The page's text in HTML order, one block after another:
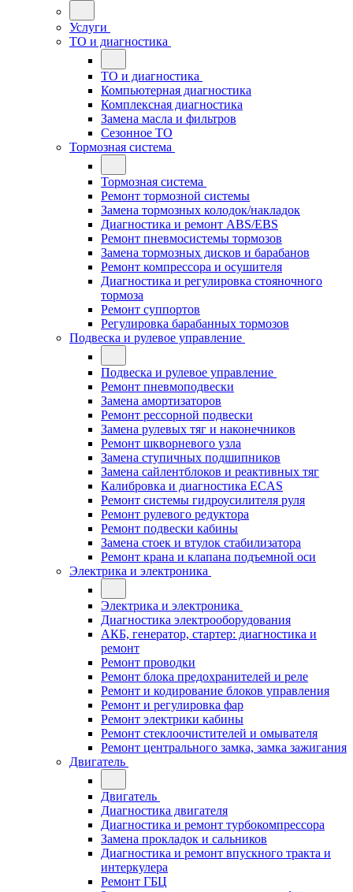
Услуги
ТО и диагностика
ТО и диагностика
Компьютерная диагностика
Комплексная диагностика
Замена масла и фильтров
Сезонное ТО
Тормозная система
Тормозная система
Ремонт тормозной системы
Замена тормозных колодок/накладок
Диагностика и ремонт ABS/EBS
Ремонт пневмосистемы тормозов
Замена тормозных дисков и барабанов
Ремонт компрессора и осушителя
Диагностика и регулировка стояночного
тормоза
Ремонт суппортов
Регулировка барабанных тормозов
Подвеска и рулевое управление
Подвеска и рулевое управление
Ремонт пневмоподвески
Замена амортизаторов
Ремонт рессорной подвески
Замена рулевых тяг и наконечников
Ремонт шкворневого узла
Замена ступичных подшипников
Замена сайлентблоков и реактивных тяг
Калибровка и диагностика ECAS
Ремонт системы гидроусилителя руля
Ремонт рулевого редуктора
Ремонт подвески кабины
Замена стоек и втулок стабилизатора
Ремонт крана и клапана подъемной оси
Электрика и электроника
Электрика и электроника
Диагностика электрооборудования
АКБ, генератор, стартер: диагностика и
ремонт
Ремонт проводки
Ремонт блока предохранителей и реле
Ремонт и кодирование блоков управления
Ремонт и регулировка фар
Ремонт электрики кабины
Ремонт стеклоочистителей и омывателя
Ремонт центрального замка, замка зажигания
Двигатель
Двигатель
Диагностика двигателя
Диагностика и ремонт турбокомпрессора
Замена прокладок и сальников
Диагностика и ремонт впускного тракта и
интеркулера
Ремонт ГБЦ